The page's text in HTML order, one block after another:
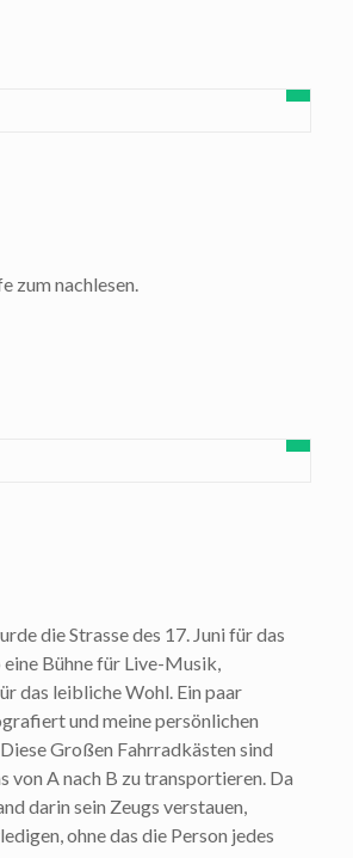
zum nachlesen.
die Strasse des 17. Juni für das
Bühne für Live-Musik,
das leibliche Wohl. Ein paar
und meine persönlichen
Großen Fahrradkästen sind
von A nach B zu transportieren. Da
darin sein Zeugs verstauen,
ohne das die Person jedes